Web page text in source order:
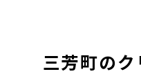
三芳町の